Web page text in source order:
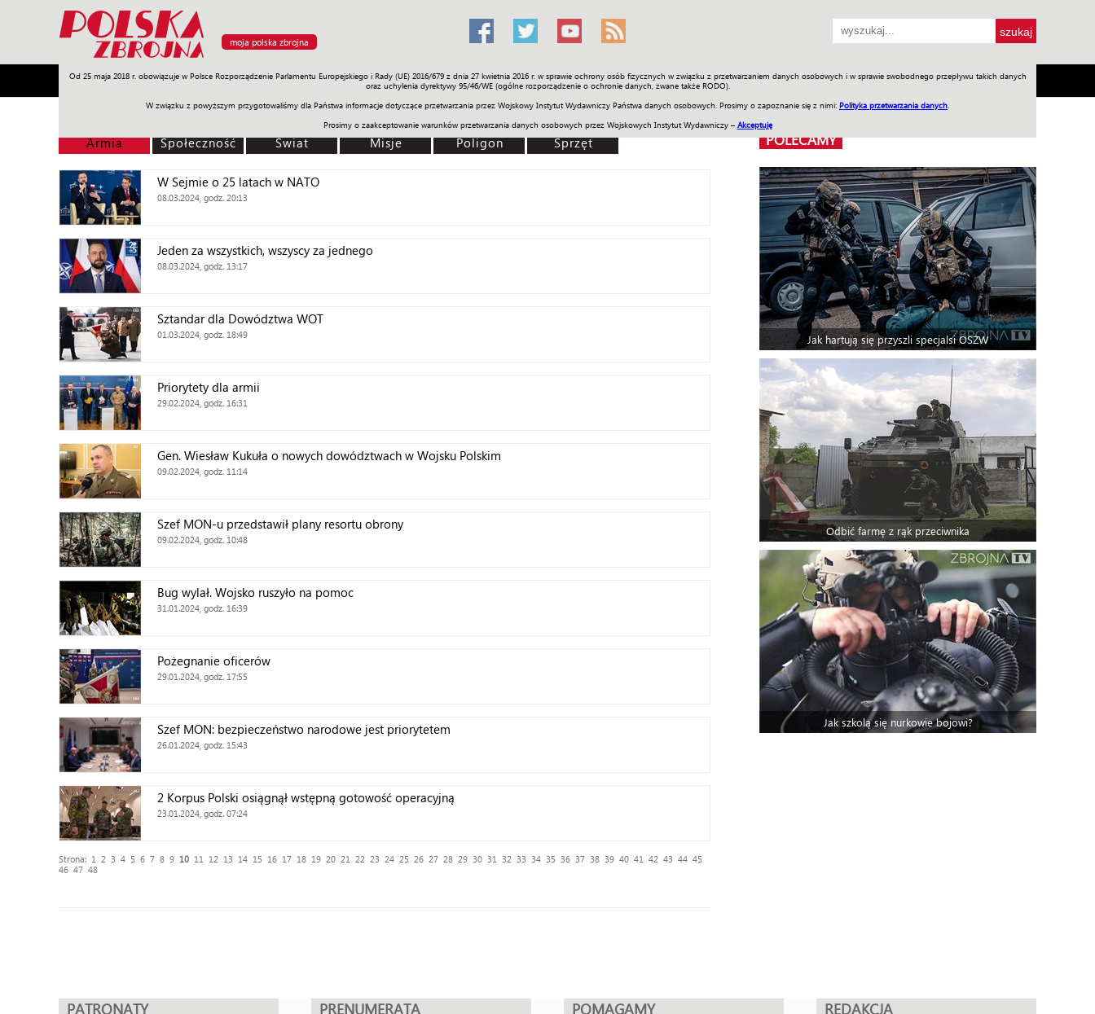
moja polska zbrojna
Od 25 maja 2018 r. obowiązuje w Polsce Rozporządzenie Parlamentu Europejskiego i Rady (UE) 2016/679 z dnia 27 kwietnia 2016 r. w sprawie ochrony osób fizycznych w związku z przetwarzaniem danych osobowych i w sprawie swobodnego przepływu takich danych
oraz uchylenia dyrektywy 95/46/WE (ogólne rozporządzenie o ochronie danych, zwane także RODO).
W związku z powyższym przygotowaliśmy dla Państwa informacje dotyczące przetwarzania przez Wojskowy Instytut Wydawniczy Państwa danych osobowych. Prosimy o zapoznanie się z nimi: Polityka przetwarzania danych
Prosimy o zaakceptowanie warunków przetwarzania danych osobowych przez Wojskowych Instytut Wydawniczy – Akceptuję
Armia Poligon Sprzęt Misje Polityka Prawo Świat Społeczność Sport Historia Galerie Wideo ENGLISH SKLEP Jednodniówki Praca w WIW
Armia Społeczność Świat Misje Poligon Sprzęt
W Sejmie o 25 latach w NATO
08.03.2024, godz. 20:13
Jeden za wszystkich, wszyscy za jednego
08.03.2024, godz. 13:17
Sztandar dla Dowództwa WOT
01.03.2024, godz. 18:49
Priorytety dla armii
29.02.2024, godz. 16:31
Gen. Wiesław Kukuła o nowych dowództwach w Wojsku Polskim
09.02.2024, godz. 11:14
Szef MON-u przedstawił plany resortu obrony
09.02.2024, godz. 10:48
Bug wylał. Wojsko ruszyło na pomoc
31.01.2024, godz. 16:39
Pożegnanie oficerów
29.01.2024, godz. 17:55
Szef MON: bezpieczeństwo narodowe jest priorytetem
26.01.2024, godz. 15:43
2 Korpus Polski osiągnął wstępną gotowość operacyjną
23.01.2024, godz. 07:24
Strona: 1 2 3 4 5 6 7 8 9 10 11 12 13 14 15 16 17 18 19 20 21 22 23 24 25 26 27 28 29 30 31 32 33 34 35 36 37 38 39 40 41 42 43 44 45
46 47 48
POLECAMY
Jak hartują się przyszli specjalsi OSŻW
Odbić farmę z rąk przeciwnika
Jak szkolą się nurkowie bojowi?
PATRONATY PRENUMERATA POMAGAMY REDAKCJA